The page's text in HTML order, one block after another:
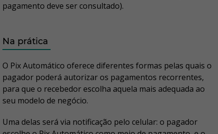
pagamento deve ser consultado).
Na prática
O Pix Automático oferece diferentes formas pelas quais o
pagador poderá autorizar os pagamentos recorrentes,
para que o recebedor escolha aquela mais adequada ao
seu modelo de negócio.
Uma delas será via notificação pelo celular: o pagador